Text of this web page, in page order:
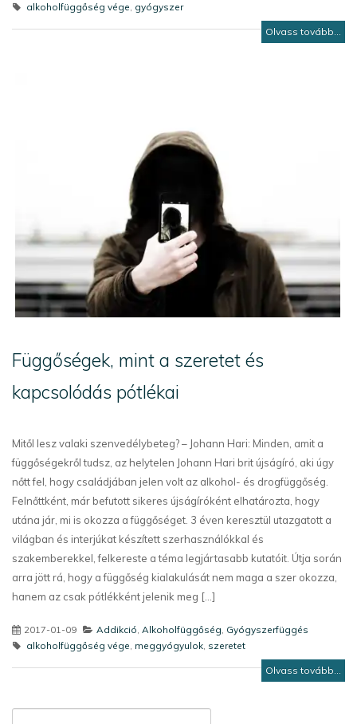
alkoholfüggőség vége, gyógyszer
Olvass tovább...
Függőségek, mint a szeretet és
kapcsolódás pótlékai
Mitől lesz valaki szenvedélybeteg? – Johann Hari: Minden, amit a
függőségekről tudsz, az helytelen Johann Hari brit újságíró, aki úgy
nőtt fel, hogy családjában jelen volt az alkohol- és drogfüggőség.
Felnőttként, már befutott sikeres újságíróként elhatározta, hogy
utána jár, mi is okozza a függőséget. 3 éven keresztül utazgatott a
világban és interjúkat készített szerhasználókkal és
szakemberekkel, felkereste a téma legjártasabb kutatóit. Útja során
arra jött rá, hogy a függőség kialakulását nem maga a szer okozza,
hanem az csak pótlékként jelenik meg [...]
2017-01-09 Addikció ,Alkoholfüggőség Gyógyszerfüggés
alkoholfüggőség vége meggyógyulok, szeretet
Olvass tovább...